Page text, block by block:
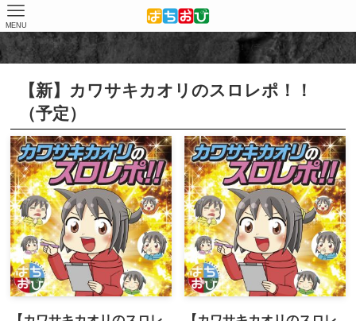
MENU
ホーム 取材スケジュール 【新】カワサキカオリのスロレポ！！（予定）
【新】カワサキカオリのスロレポ！！
（予定）